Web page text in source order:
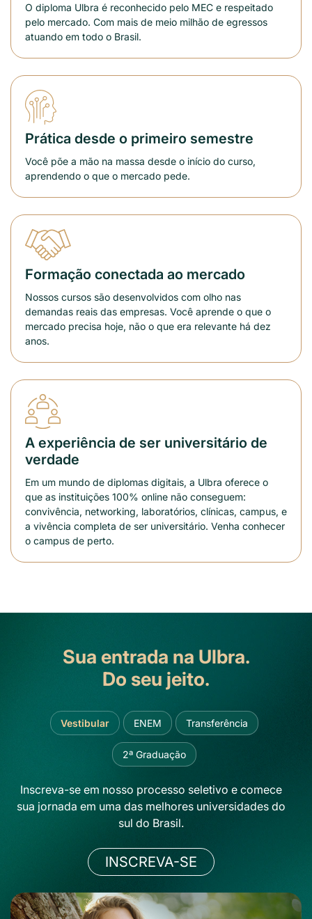
O diploma Ulbra é reconhecido pelo MEC e respeitado
pelo mercado. Com mais de meio milhão de egressos
atuando em todo o Brasil.
Prática desde o primeiro semestre
Você põe a mão na massa desde o início do curso,
aprendendo o que o mercado pede.
Formação conectada ao mercado
Nossos cursos são desenvolvidos com olho nas
demandas reais das empresas. Você aprende o que o
mercado precisa hoje, não o que era relevante há dez
anos.
A experiência de ser universitário de
verdade
Em um mundo de diplomas digitais, a Ulbra oferece o
que as instituições 100% online não conseguem:
convivência, networking, laboratórios, clínicas, campus, e
a vivência completa de ser universitário. Venha conhecer
o campus de perto.
Sua entrada na Ulbra.
Do seu jeito.
Vestibular ENEM Transferência
2ª Graduação
Inscreva-se em nosso processo seletivo e comece
sua jornada em uma das melhores universidades do
sul do Brasil.
INSCREVA-SE